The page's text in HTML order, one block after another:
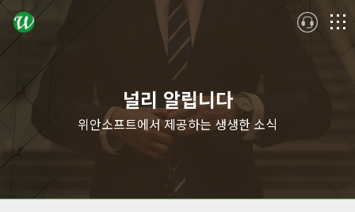
logo
널리 알립니다
위안소프트에서 제공하는 생생한 소식